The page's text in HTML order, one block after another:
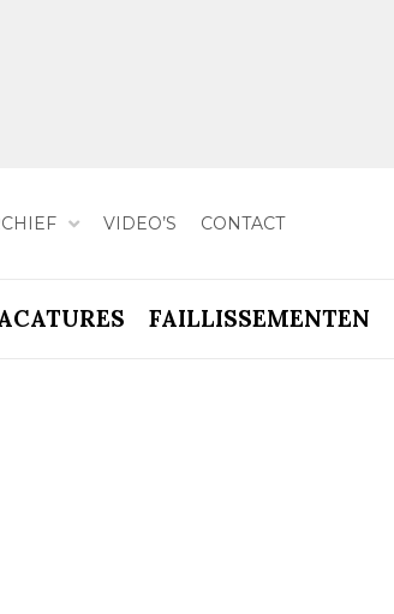
VIDEO’S CONTACT
FAILLISSEMENTEN